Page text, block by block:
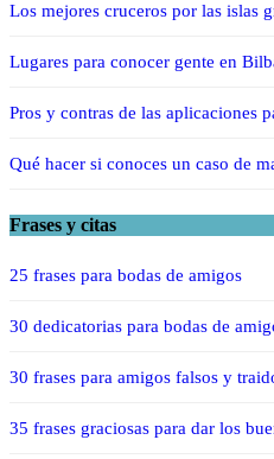
Los mejores cruceros por las islas
Lugares para conocer gente en
Pros y contras de las aplicaciones
Qué hacer si conoces un caso de
Frases y citas
25 frases para bodas de amigos
30 dedicatorias para bodas de
30 frases para amigos falsos y
35 frases graciosas para dar los